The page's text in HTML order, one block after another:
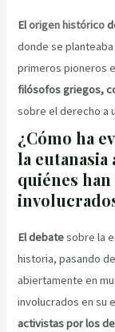
Elorigen histórico
donde se
primeros pioneros
filósofos griegos,
sobre el derecho a
¿Cómo ha
la
quiénes
El debatesobre la
historia, pasando
abiertamente en
involucrados en su
activistas por los